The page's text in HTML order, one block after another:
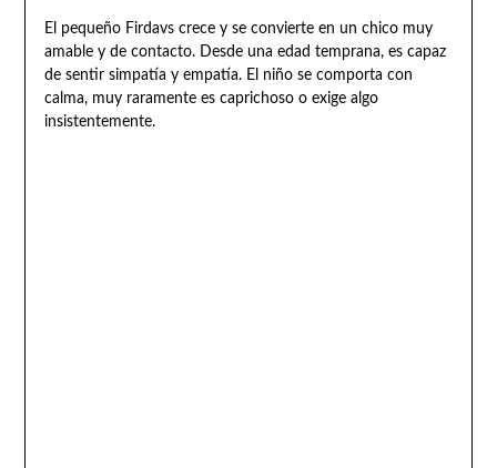
El pequeño Firdavs crece y se convierte en un chico muy
amable y de contacto. Desde una edad temprana, es capaz
de sentir simpatía y empatía. El niño se comporta con
calma, muy raramente es caprichoso o exige algo
insistentemente.